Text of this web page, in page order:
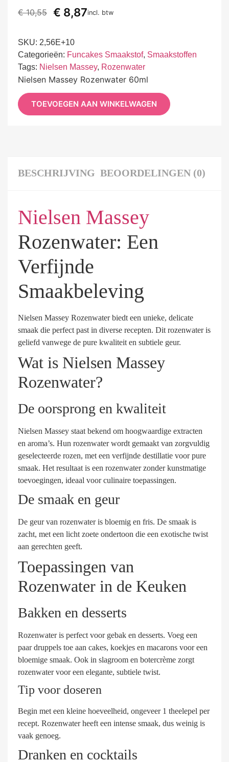
€10,55 € 8,87incl. btw
SKU: 2,56E+10
Categorieën: Funcakes Smaakstof, Smaakstoffen
Tags: Nielsen Massey, Rozenwater
Nielsen Massey Rozenwater 60ml
TOEVOEGEN AAN WINKELWAGEN
BESCHRIJVING BEOORDELINGEN (0)
Nielsen Massey
Rozenwater: Een
Verfijnde
Smaakbeleving
Nielsen Massey Rozenwater biedt een unieke, delicate
smaak die perfect past in diverse recepten. Dit rozenwater is
geliefd vanwege de pure kwaliteit en subtiele geur.
Wat is Nielsen Massey
Rozenwater?
De oorsprong en kwaliteit
Nielsen Massey staat bekend om hoogwaardige extracten
en aroma’s. Hun rozenwater wordt gemaakt van zorgvuldig
geselecteerde rozen, met een verfijnde destillatie voor pure
smaak. Het resultaat is een rozenwater zonder kunstmatige
toevoegingen, ideaal voor culinaire toepassingen.
De smaak en geur
De geur van rozenwater is bloemig en fris. De smaak is
zacht, met een licht zoete ondertoon die een exotische twist
aan gerechten geeft.
Toepassingen van
Rozenwater in de Keuken
Bakken en desserts
Rozenwater is perfect voor gebak en desserts. Voeg een
paar druppels toe aan cakes, koekjes en macarons voor een
bloemige smaak. Ook in slagroom en botercrème zorgt
rozenwater voor een elegante, subtiele twist.
Tip voor doseren
Begin met een kleine hoeveelheid, ongeveer 1 theelepel per
recept. Rozenwater heeft een intense smaak, dus weinig is
vaak genoeg.
Dranken en cocktails